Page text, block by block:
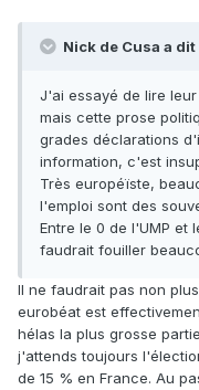
Nick de Cusa a dit
J'ai essayé de lire
mais cette prose
grades déclarations
information, c'est
Très européïste,
l'emploi sont des
Entre le 0 de l'UMP et
faudrait fouiller
Il ne faudrait pas non
eurobéat est
hélas la plus grosse
j'attends toujours
de 15 % en France. Au